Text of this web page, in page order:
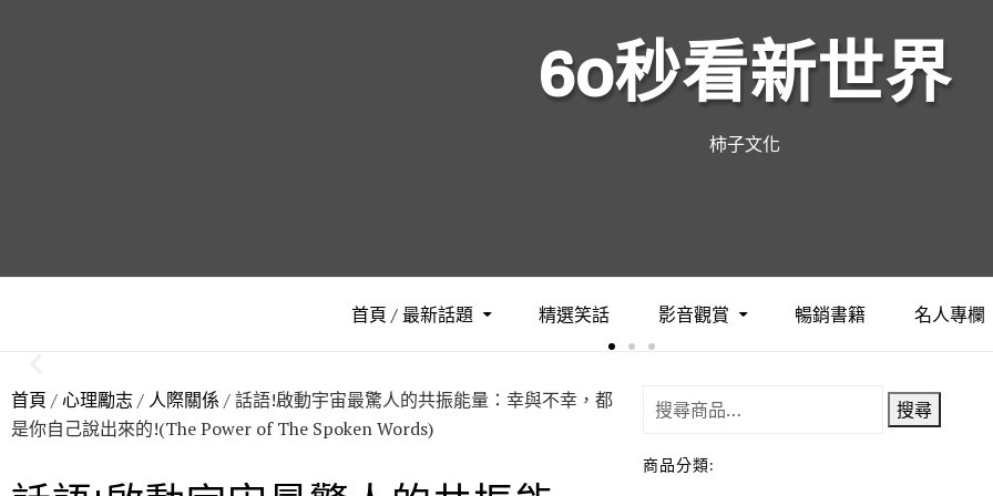
60秒看新世界
柿子文化
首頁 / 最新話題 精選笑話 影音觀賞 暢銷書籍 名人專欄
首頁 /心理勵志/ 人際關係 / 話語!啟動宇宙最驚人的共振能量：幸與不幸，都
是你自己說出來的!(The Power of The Spoken Words)
搜尋
商品分類: